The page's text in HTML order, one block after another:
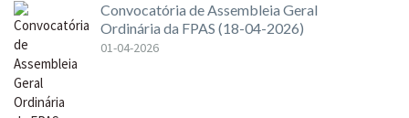
Convocatória de Assembleia Geral
Ordinária da FPAS (18-04-2026)
01-04-2026